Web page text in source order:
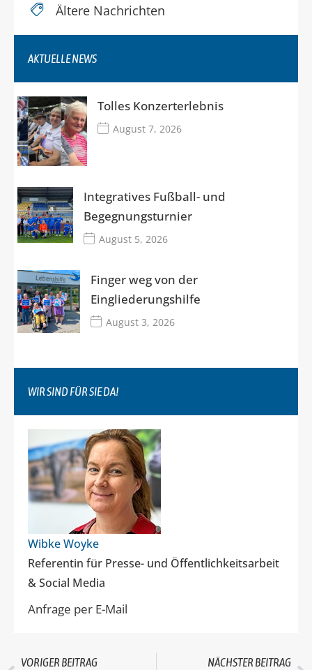
Ältere Nachrichten
AKTUELLE NEWS
Tolles Konzerterlebnis
August 7, 2026
Integratives Fußball- und
Begegnungsturnier
August 5, 2026
Finger weg von der
Eingliederungshilfe
August 3, 2026
WIR SIND FÜR SIE DA!
Wibke Woyke
Referentin für Presse- und Öffentlichkeitsarbeit
& Social Media
Anfrage per E-Mail
VORIGER BEITRAG
NÄCHSTER BEITRAG